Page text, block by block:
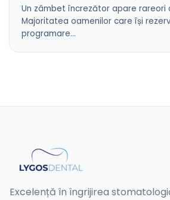
Un zâmbet încrezător apare rareori
Majoritatea oamenilor care își
programare…
Excelență în îngrijirea